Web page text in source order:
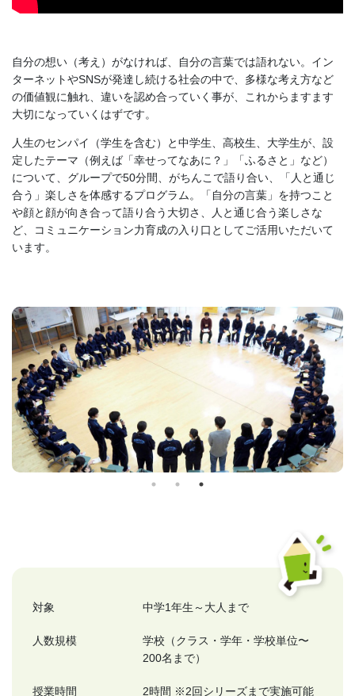
自分の想い（考え）がなければ、自分の言葉では語れない。イン
ターネットやSNSが発達し続ける社会の中で、多様な考え方など
の価値観に触れ、違いを認め合っていく事が、これからますます
大切になっていくはずです。
人生のセンパイ（学生を含む）と中学生、高校生、大学生が、設
定したテーマ（例えば「幸せってなあに？」「ふるさと」など）
について、グループで50分間、がちんこで語り合い、「人と通じ
合う」楽しさを体感するプログラム。「自分の言葉」を持つこと
や顔と顔が向き合って語り合う大切さ、人と通じ合う楽しさな
ど、コミュニケーション力育成の入り口としてご活用いただいて
います。
対象 中学1年生～大人まで
人数規模
学校（クラス・学年・学校単位〜
200名まで）
授業時間 2時間 ※2回シリーズまで実施可能